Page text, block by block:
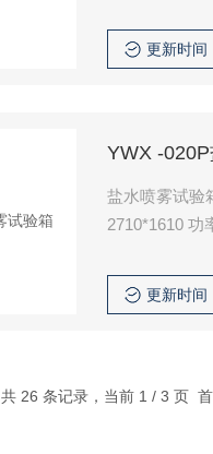
更新时间
YWX -
盐水喷雾试验
2710*1610 功
更新时间
共 26 条记录，当前 1 / 3 页